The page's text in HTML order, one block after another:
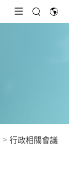
行政相關會議